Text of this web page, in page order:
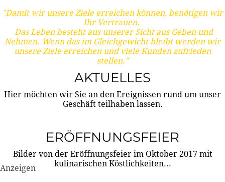
"Damit wir unsere Ziele erreichen können, benötigen wir
Ihr Vertrauen.
Das Leben besteht aus unserer Sicht aus Geben und
Nehmen. Wenn das im Gleichgewicht bleibt werden wir
unsere Ziele erreichen und viele Kunden zufrieden
stellen."
AKTUELLES
Hier möchten wir Sie an den Ereignissen rund um unser
Geschäft teilhaben lassen.
ERÖFFNUNGSFEIER
Bilder von der Eröffnungsfeier im Oktober 2017 mit
kulinarischen Köstlichkeiten...
Anzeigen